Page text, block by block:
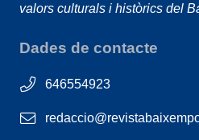
valors culturals i històrics del
Dades de contacte
646554923